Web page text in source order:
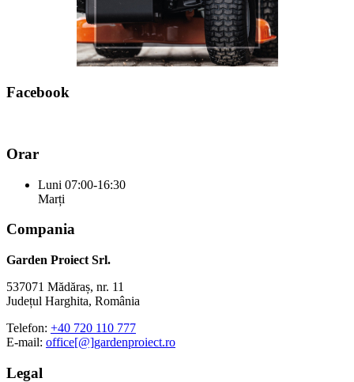
Facebook
Orar
Luni 07:00-16:30
Marți
Compania
Garden Proiect Srl.
537071 Mădăraș, nr. 11
Județul Harghita, România
Telefon: +40 720 110 777
E-mail: office[@]gardenproiect.ro
Legal